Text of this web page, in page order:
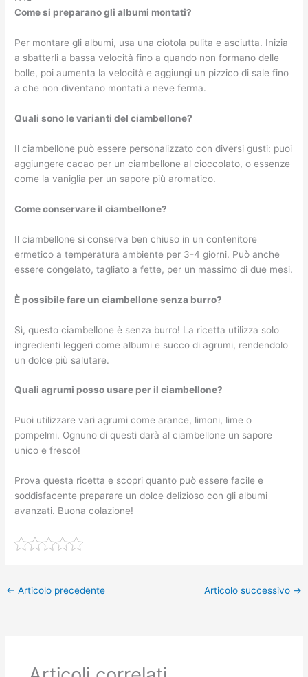
Come si preparano gli albumi montati?
Per montare gli albumi, usa una ciotola pulita e asciutta. Inizia
a sbatterli a bassa velocità fino a quando non formano delle
bolle, poi aumenta la velocità e aggiungi un pizzico di sale fino
a che non diventano montati a neve ferma.
Quali sono le varianti del ciambellone?
Il ciambellone può essere personalizzato con diversi gusti: puoi
aggiungere cacao per un ciambellone al cioccolato, o essenze
come la vaniglia per un sapore più aromatico.
Come conservare il ciambellone?
Il ciambellone si conserva ben chiuso in un contenitore
ermetico a temperatura ambiente per 3-4 giorni. Può anche
essere congelato, tagliato a fette, per un massimo di due mesi.
È possibile fare un ciambellone senza burro?
Sì, questo ciambellone è senza burro! La ricetta utilizza solo
ingredienti leggeri come albumi e succo di agrumi, rendendolo
un dolce più salutare.
Quali agrumi posso usare per il ciambellone?
Puoi utilizzare vari agrumi come arance, limoni, lime o
pompelmi. Ognuno di questi darà al ciambellone un sapore
unico e fresco!
Prova questa ricetta e scopri quanto può essere facile e
soddisfacente preparare un dolce delizioso con gli albumi
avanzati. Buona colazione!
← Articolo precedente Articolo successivo →